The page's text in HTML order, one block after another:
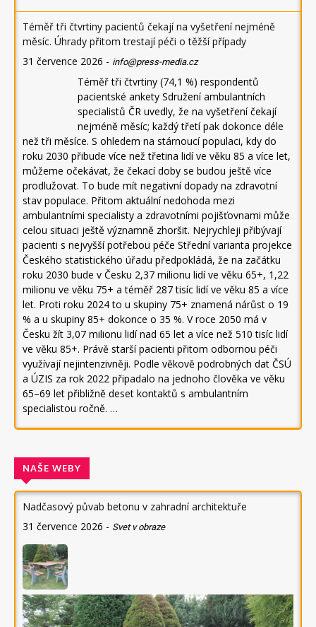
Téměř tři čtvrtiny pacientů čekají na vyšetření nejméně
měsíc. Úhrady přitom trestají péči o těžší případy
31 července 2026 - info@press-media.cz
Téměř tři čtvrtiny (74,1 %) respondentů
pacientské ankety Sdružení ambulantních
specialistů ČR uvedly, že na vyšetření čekají
nejméně měsíc; každý třetí pak dokonce déle
než tři měsíce. S ohledem na stárnoucí populaci, kdy do
roku 2030 přibude více než třetina lidí ve věku 85 a více let,
můžeme očekávat, že čekací doby se budou ještě více
prodlužovat. To bude mít negativní dopady na zdravotní
stav populace. Přitom aktuální nedohoda mezi
ambulantními specialisty a zdravotními pojišťovnami může
celou situaci ještě významně zhoršit. Nejrychleji přibývají
pacienti s nejvyšší potřebou péče Střední varianta projekce
Českého statistického úřadu předpokládá, že na začátku
roku 2030 bude v Česku 2,37 milionu lidí ve věku 65+, 1,22
milionu ve věku 75+ a téměř 287 tisíc lidí ve věku 85 a více
let. Proti roku 2024 to u skupiny 75+ znamená nárůst o 19
% a u skupiny 85+ dokonce o 35 %. V roce 2050 má v
Česku žít 3,07 milionu lidí nad 65 let a více než 510 tisíc lidí
ve věku 85+. Právě starší pacienti přitom odbornou péči
využívají nejintenzivněji. Podle věkově podrobných dat ČSÚ
a ÚZIS za rok 2022 připadalo na jednoho člověka ve věku
65–69 let přibližně deset kontaktů s ambulantním
specialistou ročně. …
NAŠE WEBY
Nadčasový půvab betonu v zahradní architektuře
31 července 2026 - Svet v obraze